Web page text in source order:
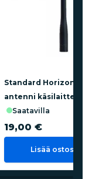
Standard Horizon
antenni käsilaitteisiin
saatavilla
19,00 €
Lisää